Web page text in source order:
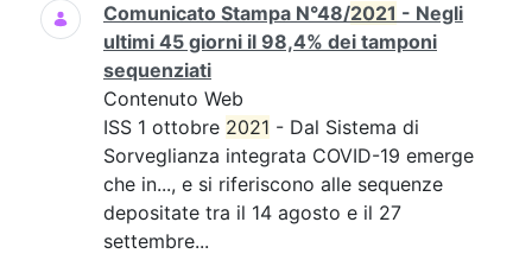
Comunicato Stampa N°48/2021 - Negli
ultimi 45 giorni il 98,4% dei tamponi
sequenziati
Contenuto Web
ISS 1 ottobre 2021 - Dal Sistema di
Sorveglianza integrata COVID-19 emerge
che in..., e si riferiscono alle sequenze
depositate tra il 14 agosto e il 27
settembre...